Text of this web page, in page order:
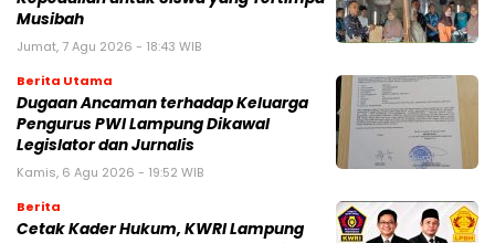
Musibah
Jumat, 7 Agu 2026 - 18:43 WIB
Berita Utama
Dugaan Ancaman terhadap Keluarga
Pengurus PWI Lampung Dikawal
Legislator dan Jurnalis
Kamis, 6 Agu 2026 - 19:52 WIB
Berita
Cetak Kader Hukum, KWRI Lampung